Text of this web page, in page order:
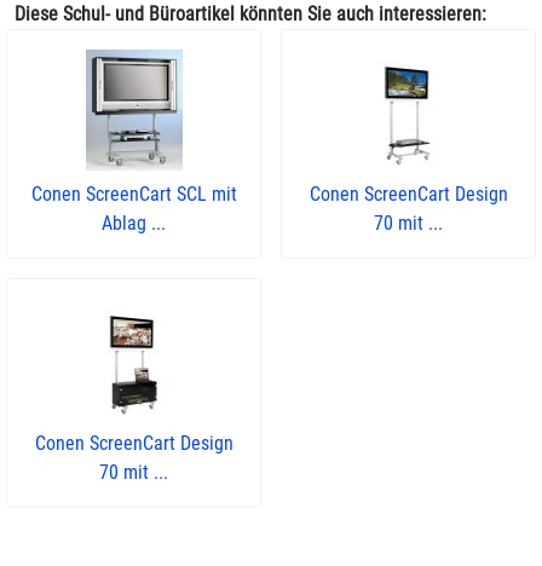
Diese Schul- und Büroartikel könnten Sie auch interessieren:
Conen ScreenCart SCL mit
Ablag ...
Conen ScreenCart Design
70 mit ...
Conen ScreenCart Design
70 mit ...